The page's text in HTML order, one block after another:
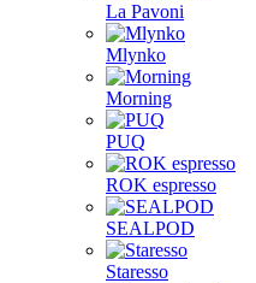
La Pavoni
Mlynko
Morning
PUQ
ROK espresso
SEALPOD
Staresso